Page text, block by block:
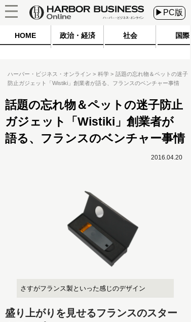
▶PC版
HOME 政治・経済 社会 国際
ハーバー・ビジネス・オンライン 科学
話題の忘れ物＆ペットの迷子
防止ガジェット「Wistiki」創業者が語る、フランスのベンチャー事情
話題の忘れ物＆ペットの迷子防止
ガジェット「Wistiki」創業者が
語る、フランスのベンチャー事情
2016.04.20
さすがフランス製といった感じのデザイン
盛り上がりを見せるフランスのスター